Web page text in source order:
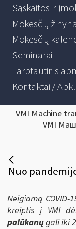
Sąskaitos ir
Mokesčių
Mokesčių
Seminarai
Tarptautinis
Kontaktai /
VMI Machine
VMI
Neigiamą
kreiptis į VMI
palūkanųgali iki